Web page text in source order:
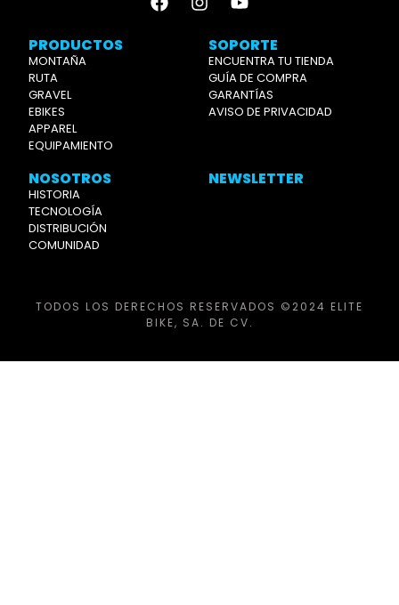
PRODUCTOS
MONTAÑA
RUTA
GRAVEL
EBIKES
APPAREL
EQUIPAMIENTO
SOPORTE
ENCUENTRA TU TIENDA
GUÍA DE COMPRA
GARANTÍAS
AVISO DE PRIVACIDAD
NOSOTROS
HISTORIA
TECNOLOGÍA
DISTRIBUCIÓN
COMUNIDAD
NEWSLETTER
TODOS LOS DERECHOS RESERVADOS ©2024 ELITE
BIKE, SA. DE CV.